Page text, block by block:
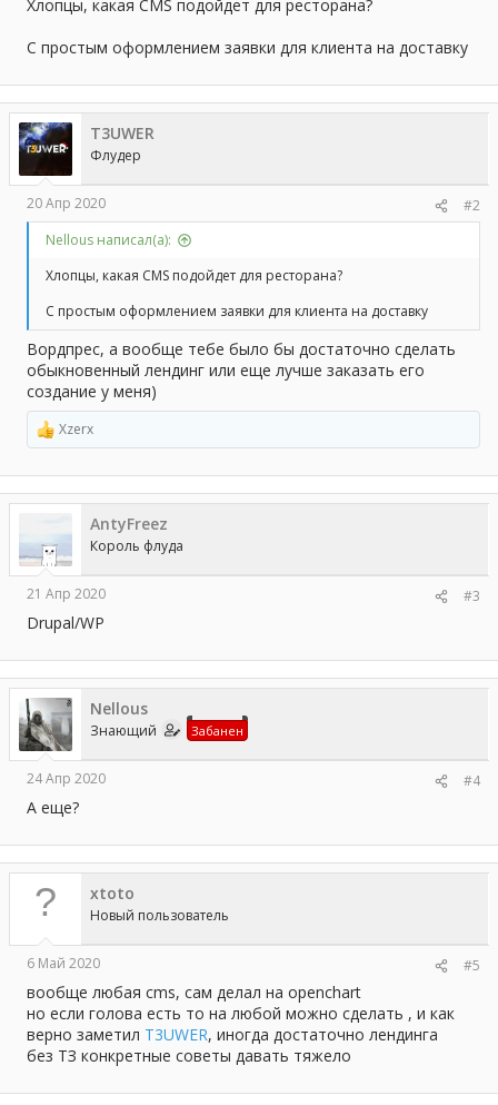
Хлопцы, какая CMS подойдет для ресторана?
С простым оформлением заявки для клиента на доставку
T3UWER
Флудер
20 Апр 2020
#2
Nellous написал(а):
Хлопцы, какая CMS подойдет для ресторана?
С простым оформлением заявки для клиента на доставку
Вордпрес, а вообще тебе было бы достаточно сделать
обыкновенный лендинг или еще лучше заказать его
создание у меня)
Р
е
а
к
ц
и
:
Xzerx
AntyFreez
Король флуда
21 Апр 2020 #3
Drupal/WP
Nellous
Знающий Забанен
24 Апр 2020 #4
А еще?
xtoto
Новый пользователь
6 Май 2020 #5
вообще любая cms, сам делал на openchart
но если голова есть то на любой можно сделать , и как
верно заметил T3UWER, иногда достаточно лендинга
без ТЗ конкретные советы давать тяжело